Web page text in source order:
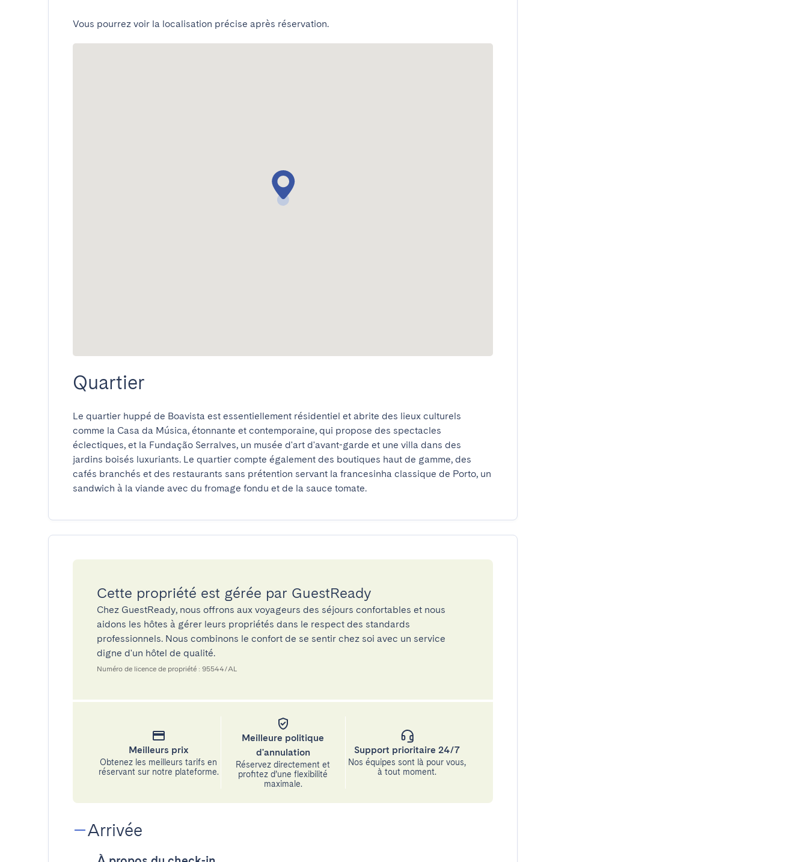
Vous pourrez voir la localisation précise après réservation.
Quartier
Le quartier huppé de Boavista est essentiellement résidentiel et abrite des lieux culturels
comme la Casa da Música, étonnante et contemporaine, qui propose des spectacles
éclectiques, et la Fundação Serralves, un musée d'art d'avant-garde et une villa dans des
jardins boisés luxuriants. Le quartier compte également des boutiques haut de gamme, des
cafés branchés et des restaurants sans prétention servant la francesinha classique de Porto, un
sandwich à la viande avec du fromage fondu et de la sauce tomate.
Cette propriété est gérée par GuestReady
Chez GuestReady, nous offrons aux voyageurs des séjours confortables et nous
aidons les hôtes à gérer leurs propriétés dans le respect des standards
professionnels. Nous combinons le confort de se sentir chez soi avec un service
digne d'un hôtel de qualité.
Numéro de licence de propriété : 95544/AL
Meilleurs prix
Obtenez les meilleurs tarifs en
réservant sur notre plateforme.
Meilleure politique
d'annulation
Réservez directement et
profitez d’une flexibilité
maximale.
Support prioritaire 24/7
Nos équipes sont là pour vous,
à tout moment.
Arrivée